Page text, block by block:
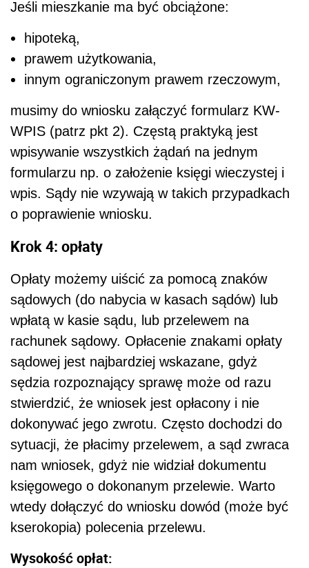
Jeśli mieszkanie ma być obciążone:
hipoteką,
prawem użytkowania,
innym ograniczonym prawem rzeczowym,
musimy do wniosku załączyć formularz KW-
WPIS (patrz pkt 2). Częstą praktyką jest
wpisywanie wszystkich żądań na jednym
formularzu np. o założenie księgi wieczystej i
wpis. Sądy nie wzywają w takich przypadkach
o poprawienie wniosku.
Krok 4: opłaty
Opłaty możemy uiścić za pomocą znaków
sądowych (do nabycia w kasach sądów) lub
wpłatą w kasie sądu, lub przelewem na
rachunek sądowy. Opłacenie znakami opłaty
sądowej jest najbardziej wskazane, gdyż
sędzia rozpoznający sprawę może od razu
stwierdzić, że wniosek jest opłacony i nie
dokonywać jego zwrotu. Często dochodzi do
sytuacji, że płacimy przelewem, a sąd zwraca
nam wniosek, gdyż nie widział dokumentu
księgowego o dokonanym przelewie. Warto
wtedy dołączyć do wniosku dowód (może być
kserokopia) polecenia przelewu.
Wysokość opłat: